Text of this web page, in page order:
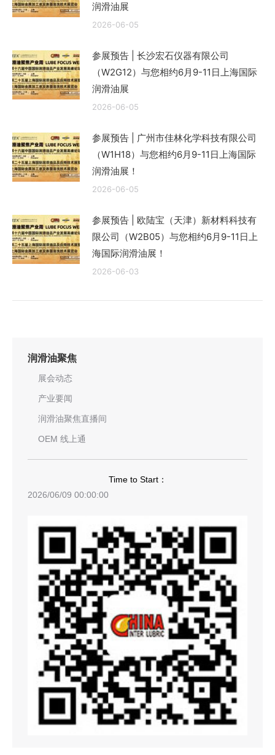
润滑油展
2026-06-05
参展预告 | 长沙宏石仪器有限公司
（W2G12）与您相约6月9-11日上海国际
润滑油展
2026-06-05
参展预告 | 广州市佳林化学科技有限公司
（W1H18）与您相约6月9-11日上海国际
润滑油展！
2026-06-05
参展预告 | 欧陆宝（天津）新材料科技有
限公司（W2B05）与您相约6月9-11日上
海国际润滑油展！
2026-06-03
润滑油聚焦
展会动态
产业要闻
润滑油聚焦直播间
OEM 线上通
Time to Start：
2026/06/09 00:00:00